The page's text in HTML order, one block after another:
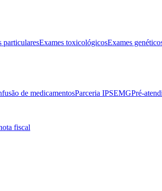
particularesExames toxicológicosExames
de medicamentosParceria IPSEMGPré-
fiscal